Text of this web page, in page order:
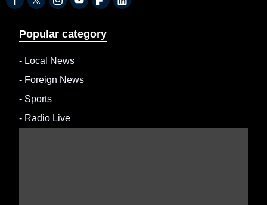
Popular category
- Local News
- Foreign News
- Sports
- Radio Live